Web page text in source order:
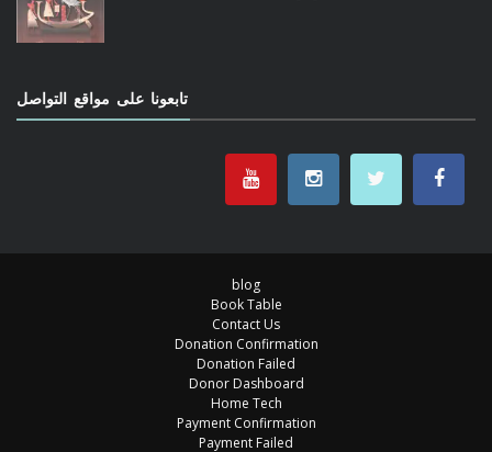
تابعونا على مواقع التواصل
blog
Book Table
Contact Us
Donation Confirmation
Donation Failed
Donor Dashboard
Home Tech
Payment Confirmation
Payment Failed